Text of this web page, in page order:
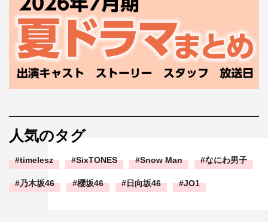
人気のタグ
timelesz SixTONES Snow Man なにわ男子
乃木坂46 櫻坂46 日向坂46 JO1